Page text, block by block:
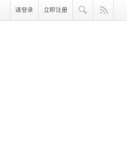
请登录 立即注册